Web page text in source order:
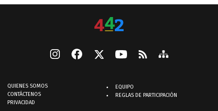
QUIENES SOMOS
CONTÁCTENOS
PRIVACIDAD
EQUIPO
REGLAS DE PARTICIPACIÓN